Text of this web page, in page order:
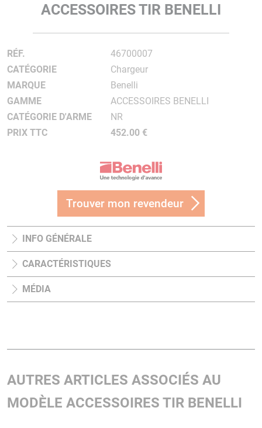
ACCESSOIRES TIR BENELLI
RÉF.
46700007
CATÉGORIE
Chargeur
MARQUE
Benelli
GAMME
ACCESSOIRES BENELLI
CATÉGORIE D'ARME
NR
PRIX TTC
452.00 €
Trouver mon revendeur
INFO GÉNÉRALE
CARACTÉRISTIQUES
MÉDIA
AUTRES ARTICLES ASSOCIÉS AU
MODÈLE ACCESSOIRES TIR BENELLI